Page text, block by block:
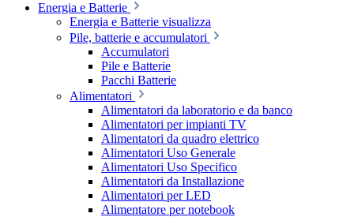
Energia e Batterie
Energia e Batterie visualizza
Pile, batterie e accumulatori
Accumulatori
Pile e Batterie
Pacchi Batterie
Alimentatori
Alimentatori da laboratorio e da banco
Alimentatori per impianti TV
Alimentatori da quadro elettrico
Alimentatori Uso Generale
Alimentatori Uso Specifico
Alimentatori da Installazione
Alimentatori per LED
Alimentatore per notebook